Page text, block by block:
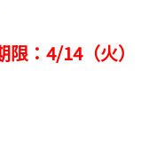
限：4/14（火）